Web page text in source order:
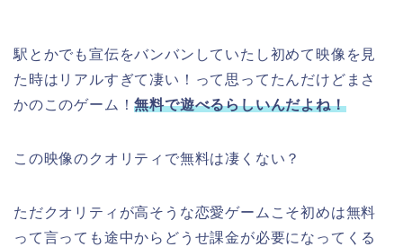
駅とかでも宣伝をバンバンしていたし初めて映像を見
た時はリアルすぎて凄い！って思ってたんだけどまさ
かのこのゲーム！無料で遊べるらしいんだよね！
この映像のクオリティで無料は凄くない？
ただクオリティが高そうな恋愛ゲームこそ初めは無料
って言っても途中からどうせ課金が必要になってくる